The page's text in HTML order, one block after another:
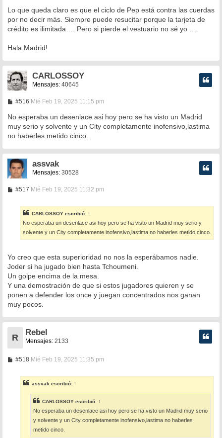
Lo que queda claro es que el ciclo de Pep está contra las cuerdas
por no decir más. Siempre puede resucitar porque la tarjeta de
crédito es ilimitada…. Pero si pierde el vestuario no sé yo ….
Hala Madrid!
CARLOSSOY
Mensajes: 40645
#516M
n
a
j
Mié Feb 19, 2025 11:15 pm
No esperaba un desenlace asi hoy pero se ha visto un Madrid
muy serio y solvente y un City completamente inofensivo,lastima
no haberles metido cinco.
assvak
Mensajes: 30528
#517M
s
a
j
e
Mié Feb 19, 2025 11:32 pm
CARLOSSOY escribió: ↑
No esperaba un desenlace asi hoy pero se ha visto un Madrid muy serio y
solvente y un City completamente inofensivo,lastima no haberles metido cinco.
Yo creo que esta superioridad no nos la esperábamos nadie.
Joder si ha jugado bien hasta Tchoumeni.
Un golpe encima de la mesa.
Y una demostración de que si estos jugadores quieren y se
ponen a defender los once y juegan concentrados nos ganan
muy pocos.
R
Rebel
Mensajes: 2133
#518M
s
a
Mié Feb 19, 2025 11:35 pm
assvak escribió: ↑
CARLOSSOY escribió: ↑
No esperaba un desenlace asi hoy pero se ha visto un Madrid muy serio
y solvente y un City completamente inofensivo,lastima no haberles
metido cinco.